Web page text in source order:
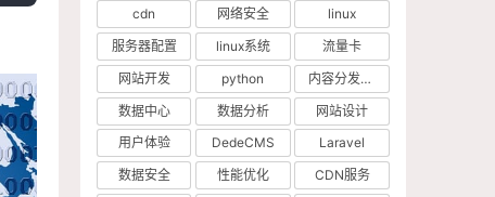
cdn
网络安全
linux
服务器配置
linux系统
流量卡
网站开发
python
内容分发网络
数据中心
数据分析
网站设计
用户体验
DedeCMS
Laravel
数据安全
性能优化
CDN服务